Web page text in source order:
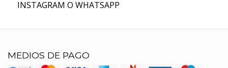
INSTAGRAM O WHATSAPP
MEDIOS DE PAGO